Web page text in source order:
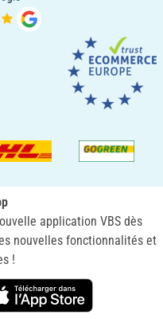
application VBS dès
nouvelles fonctionnalités et
!